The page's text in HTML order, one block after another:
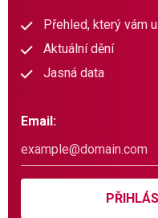
Přehled, který vám
Aktuální dění
Jasná data
Email: